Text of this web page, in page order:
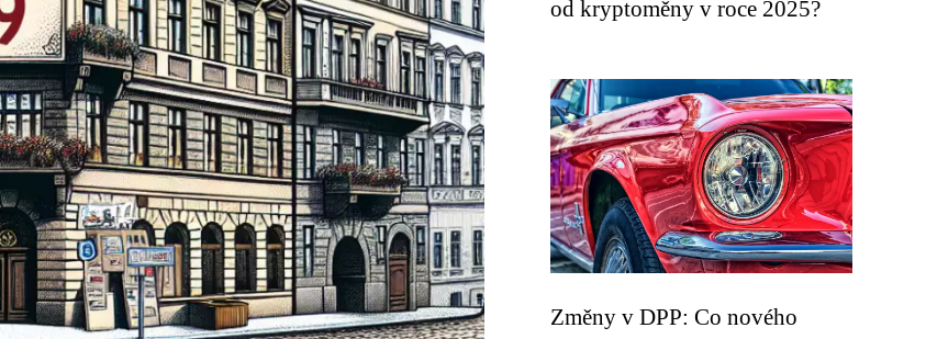
od kryptoměny v roce 2025?
Změny v DPP: Co nového